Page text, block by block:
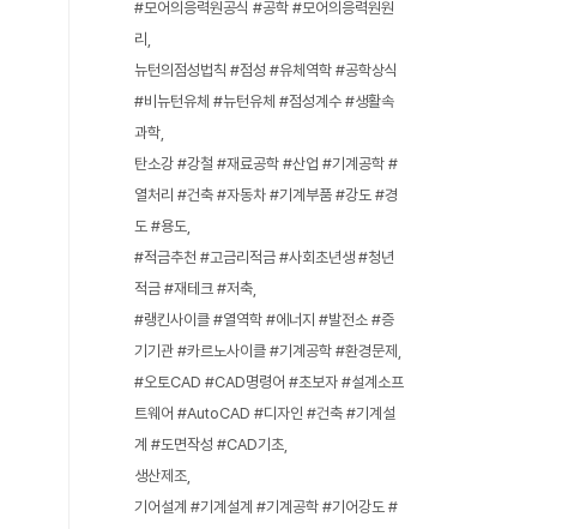
#모어의응력원공식 #공학 #모어의응력원원
리
뉴턴의점성법칙 #점성 #유체역학 #공학상식
#비뉴턴유체 #뉴턴유체 #점성계수 #생활속
과학
탄소강 #강철 #재료공학 #산업 #기계공학 #
열처리 #건축 #자동차 #기계부품 #강도 #경
도 #용도
#적금추천 #고금리적금 #사회초년생 #청년
적금 #재테크 #저축
#랭킨사이클 #열역학 #에너지 #발전소 #증
기기관 #카르노사이클 #기계공학 #환경문제
#오토CAD #CAD명령어 #초보자 #설계소프
트웨어 #AutoCAD #디자인 #건축 #기계설
계 #도면작성 #CAD기초
생산제조
기어설계 #기계설계 #기계공학 #기어강도 #